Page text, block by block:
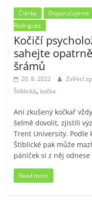
Články Doporučujeme
Rodriguez
Kočičí
sahejte
šrámů
20. 8. 2022 Zvířecí
Štiblická, kočka
Ani zkušený kočkař
šelmě dovolit, zjistili
Trent University. Podle
Štiblické pak může
páníček si z něj odnese
Read more